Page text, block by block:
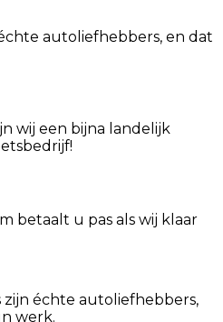
autoliefhebbers, en dat
wij een bijna landelijk
betaalt u pas als wij klaar
échte autoliefhebbers,
werk.